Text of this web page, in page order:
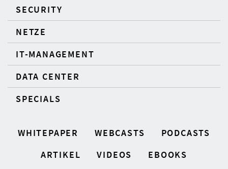
SECURITY
NETZE
IT-MANAGEMENT
DATA CENTER
SPECIALS
WHITEPAPER WEBCASTS
PODCASTS
ARTIKEL
VIDEOS EBOOKS